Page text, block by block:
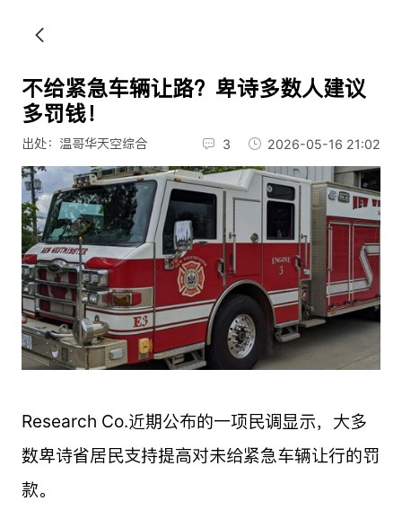
不给紧急车辆让路？卑诗多数人建议
多罚钱！
出处：温哥华天空综合 3 2026-05-16 21:02
Research Co.近期公布的一项民调显示，大多
数卑诗省居民支持提高对未给紧急车辆让行的罚
款。